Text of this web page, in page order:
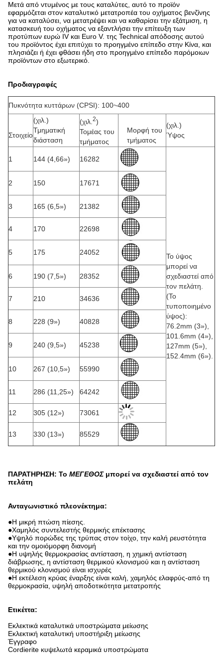
Μετά από ντυμένος με τους καταλύτες, αυτό το προϊόν
εφαρμόζεται στον καταλυτικό μετατροπέα του οχήματος βενζίνης
για να καταλύσει, να μετατρέψει και να καθαρίσει την εξάτμιση, η
κατασκευή του οχήματος να εξαντλήσει την επίτευξη των
προτύπων ευρώ IV και Euro V. της Technical απόδοσης αυτού
του προϊόντος έχει επιτύχει το προηγμένο επίπεδο στην Κίνα, και
πλησιάζει ή έχει φθάσει ήδη στο προηγμένο επίπεδο παρόμοιων
προϊόντων στο εξωτερικό.
Προδιαγραφές
Πυκνότητα κυττάρων (CPSI): 100~400
Στοιχείο
(χιλ.)
Τμηματική
διάσταση
(χιλ. 2)
Τομέας του
τμήματος
Μορφή του
τμήματος
(χιλ.)
Ύψος
1 144 (4,66») 16282
Το ύψος
μπορεί να
σχεδιαστεί από
τον πελάτη.
(Το
τυποποιημένο
ύψος):
76.2mm (3»),
101.6mm (4»),
127mm (5»),
152.4mm (6»).
2 150 17671
3 165 (6,5») 21382
4 170 22698
5 175 24052
6 190 (7,5») 28352
7 210 34636
8 228 (9») 40828
9 240 (9,5») 45238
10 267 (10,5») 55990
11 286 (11,25») 64242
12 305 (12») 73061
13 330 (13») 85529
ΠΑΡΑΤΗΡΗΣΗ: Το ΜΕΓΕΘΟΣμπορεί να σχεδιαστεί από τον
πελάτη
Ανταγωνιστικό πλεονέκτημα:
●Η μικρή πτώση πίεσης.
●Χαμηλός συντελεστής θερμικής επέκτασης
●Υψηλό πορώδες της τρύπας στον τοίχο, την καλή ρευστότητα
και την ομοιόμορφη διανομή
●Η υψηλής θερμοκρασίας αντίσταση, η χημική αντίσταση
διάβρωσης, η αντίσταση θερμικού κλονισμού και η αντίσταση
θερμικού κλονισμού είναι ισχυρές
●Η εκτέλεση κρύας έναρξης είναι καλή, χαμηλός ελαφρύς-από τη
θερμοκρασία, υψηλή αποδοτικότητα μετατροπής
Ετικέττα:
Εκλεκτικά καταλυτικά υποστρώματα μείωσης
Εκλεκτική καταλυτική υποστήριξη μείωσης
Έγγραφο
Cordierite κυψελωτά κεραμικά υποστρώματα